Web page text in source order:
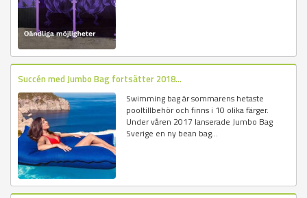
Succén med Jumbo Bag fortsätter 2018...
Swimming bag är sommarens hetaste
pooltillbehör och finns i 10 olika färger.
Under våren 2017 lanserade Jumbo Bag
Sverige en ny bean bag...